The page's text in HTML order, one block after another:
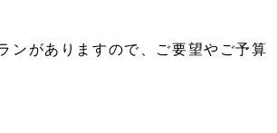
ンがありますので、ご要望やご予算